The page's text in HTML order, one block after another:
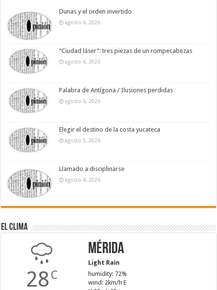
Dunas y el orden invertido
agosto 6, 2026
“Ciudad láser”: tres piezas de un rompecabezas
agosto 6, 2026
Palabra de Antígona / Ilusiones perdidas
agosto 6, 2026
Elegir el destino de la costa yucateca
agosto 5, 2026
Llamado a disciplinarse
agosto 4, 2026
El Clima
28 C
Mérida
Light Rain
humidity: 72%
wind: 2km/h E